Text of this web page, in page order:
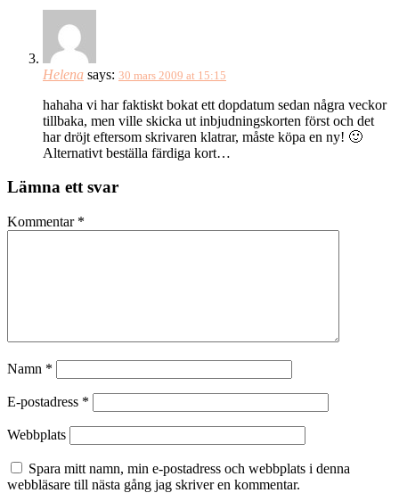
Helena says: 30 mars 2009 at 15:15
hahaha vi har faktiskt bokat ett dopdatum sedan några veckor
tillbaka, men ville skicka ut inbjudningskorten först och det
har dröjt eftersom skrivaren klatrar, måste köpa en ny! 🙂
Alternativt beställa färdiga kort…
Lämna ett svar
Kommentar *
Namn *
E-postadress *
Webbplats
Spara mitt namn, min e-postadress och webbplats i denna
webbläsare till nästa gång jag skriver en kommentar.